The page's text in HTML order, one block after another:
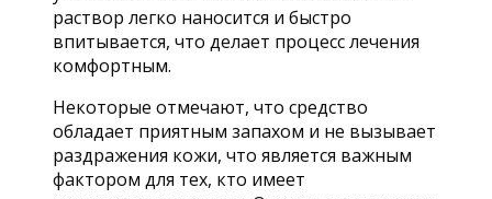
раствор легко наносится и быстро
впитывается, что делает процесс лечения
комфортным.
Некоторые отмечают, что средство
обладает приятным запахом и не вызывает
раздражения кожи, что является важным
фактором для тех, кто имеет